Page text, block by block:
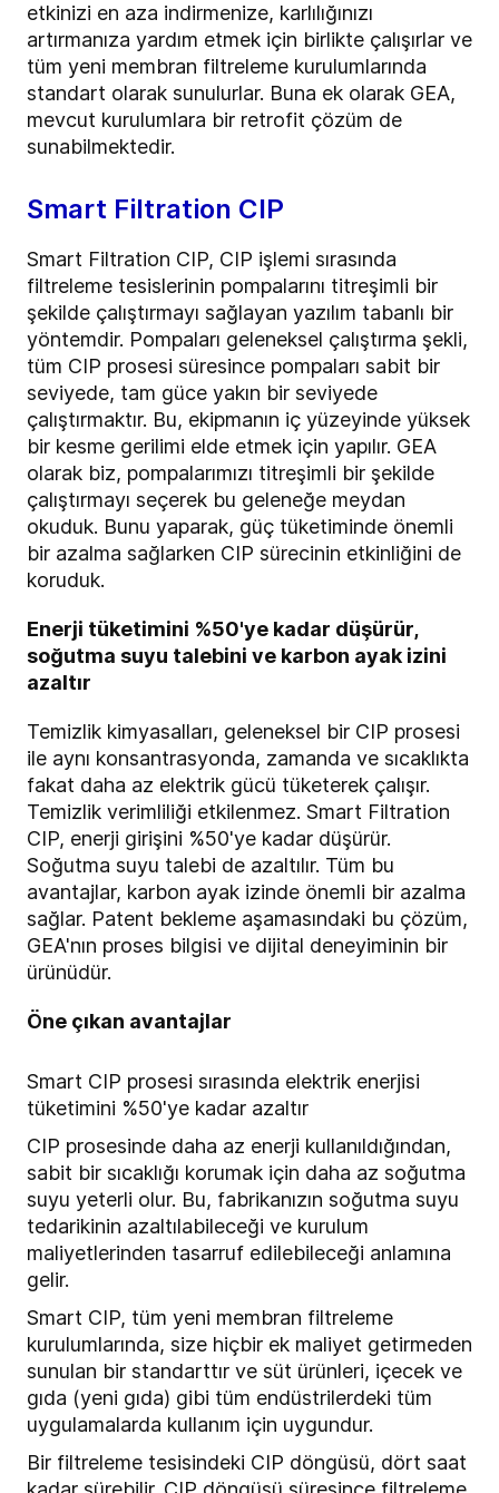
etkinizi en aza indirmenize, karlılığınızı
artırmanıza yardım etmek için birlikte çalışırlar ve
tüm yeni membran filtreleme kurulumlarında
standart olarak sunulurlar. Buna ek olarak GEA,
mevcut kurulumlara bir retrofit çözüm de
sunabilmektedir.
Smart Filtration CIP
Smart Filtration CIP, CIP işlemi sırasında
filtreleme tesislerinin pompalarını titreşimli bir
şekilde çalıştırmayı sağlayan yazılım tabanlı bir
yöntemdir. Pompaları geleneksel çalıştırma şekli,
tüm CIP prosesi süresince pompaları sabit bir
seviyede, tam güce yakın bir seviyede
çalıştırmaktır. Bu, ekipmanın iç yüzeyinde yüksek
bir kesme gerilimi elde etmek için yapılır. GEA
olarak biz, pompalarımızı titreşimli bir şekilde
çalıştırmayı seçerek bu geleneğe meydan
okuduk. Bunu yaparak, güç tüketiminde önemli
bir azalma sağlarken CIP sürecinin etkinliğini de
koruduk.
Enerji tüketimini %50'ye kadar düşürür,
soğutma suyu talebini ve karbon ayak izini
azaltır
Temizlik kimyasalları, geleneksel bir CIP prosesi
ile aynı konsantrasyonda, zamanda ve sıcaklıkta
fakat daha az elektrik gücü tüketerek çalışır.
Temizlik verimliliği etkilenmez. Smart Filtration
CIP, enerji girişini %50'ye kadar düşürür.
Soğutma suyu talebi de azaltılır. Tüm bu
avantajlar, karbon ayak izinde önemli bir azalma
sağlar. Patent bekleme aşamasındaki bu çözüm,
GEA'nın proses bilgisi ve dijital deneyiminin bir
ürünüdür.
Öne çıkan avantajlar
Smart CIP prosesi sırasında elektrik enerjisi
tüketimini %50'ye kadar azaltır
CIP prosesinde daha az enerji kullanıldığından,
sabit bir sıcaklığı korumak için daha az soğutma
suyu yeterli olur. Bu, fabrikanızın soğutma suyu
tedarikinin azaltılabileceği ve kurulum
maliyetlerinden tasarruf edilebileceği anlamına
gelir.
Smart CIP, tüm yeni membran filtreleme
kurulumlarında, size hiçbir ek maliyet getirmeden
sunulan bir standarttır ve süt ürünleri, içecek ve
gıda (yeni gıda) gibi tüm endüstrilerdeki tüm
uygulamalarda kullanım için uygundur.
Bir filtreleme tesisindeki CIP döngüsü, dört saat